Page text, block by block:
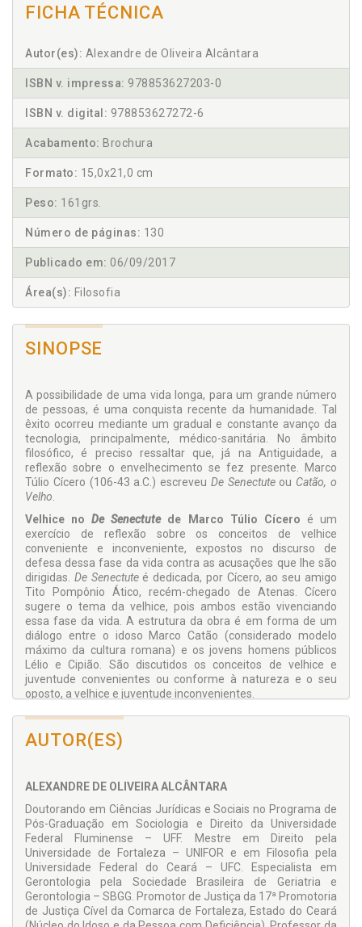
FICHA TÉCNICA
Autor(es): Alexandre de Oliveira Alcântara
ISBN v. impressa: 978853627203-0
ISBN v. digital: 978853627272-6
Acabamento: Brochura
Formato: 15,0x21,0 cm
Peso: 161grs.
Número de páginas: 130
Publicado em: 06/09/2017
Área(s): Filosofia
SINOPSE
A possibilidade de uma vida longa, para um grande número
de pessoas, é uma conquista recente da humanidade. Tal
êxito ocorreu mediante um gradual e constante avanço da
tecnologia, principalmente, médico-sanitária. No âmbito
filosófico, é preciso ressaltar que, já na Antiguidade, a
reflexão sobre o envelhecimento se fez presente. Marco
Túlio Cícero (106-43 a.C.) escreveu De Senectute ou Catão, o
Velho.
Velhice noDe Senectute de Marco Túlio Cícero é um
exercício de re­flexão sobre os conceitos de velhice
conveniente e inconveniente, ex­postos no discurso de
defesa dessa fase da vida contra as acusações que lhe são
dirigidas. De Senectute é dedicada, por Cícero, ao seu amigo
Tito Pompônio Ático, recém-chegado de Atenas. Cícero
sugere o tema da velhice, pois ambos estão vivenciando
essa fase da vida. A estrutura da obra é em forma de um
diálogo entre o idoso Marco Catão (considerado modelo
máximo da cultura romana) e os jovens homens públicos
Lélio e Cipião. São discutidos os conceitos de velhice e
juventude convenientes ou con­forme à natureza e o seu
oposto, a velhice e juventude inconvenientes.
ODe Senectuteé uma bússola a guiar jovens e velhos no
exercício de uma vida feliz e em harmonia com a natureza,
afastando-os do conflito de gerações. O discurso de Catão
conflito de gerações, e o consequente medo da
marginalização social e política dos velhos. Segundo Catão, a
velhice é acusada de ser uma fase da vida deplorável pelos
seguintes motivos: a) afasta o homem dos negócios; b) torna
o corpo mais sujeito a doenças; c) priva o homem de quase
todos os prazeres e d) não está muito distante da morte.
Catão produziu, então, a defesa da velhice e, pela lógica de
sua argumentação, há a possibilidade de uma velhice feliz,
que dependerá de como cada homem constrói o seu
percurso de vida, pois a velhice digna é uma construção que
AUTOR(ES)
ALEXANDRE DE OLIVEIRA ALCÂNTARA
Doutorando em Ciências Jurídicas e Sociais no Pro­grama de
Pós-Graduação em Sociologia e Direito da Universidade
Federal Flu­minense – UFF. Mestre em Direito pela
Universidade de Fortaleza – UNIFOR e em Filosofia pela
Universidade Federal do Ceará – UFC. Es­pecialista em
Gerontologia pela Sociedade Brasileira de Geriatria e
Gerontolo­gia – SBGG. Promotor de Justiça da 17ª Promotoria
de Justiça Cível da Comar­ca de Fortaleza, Estado do Ceará